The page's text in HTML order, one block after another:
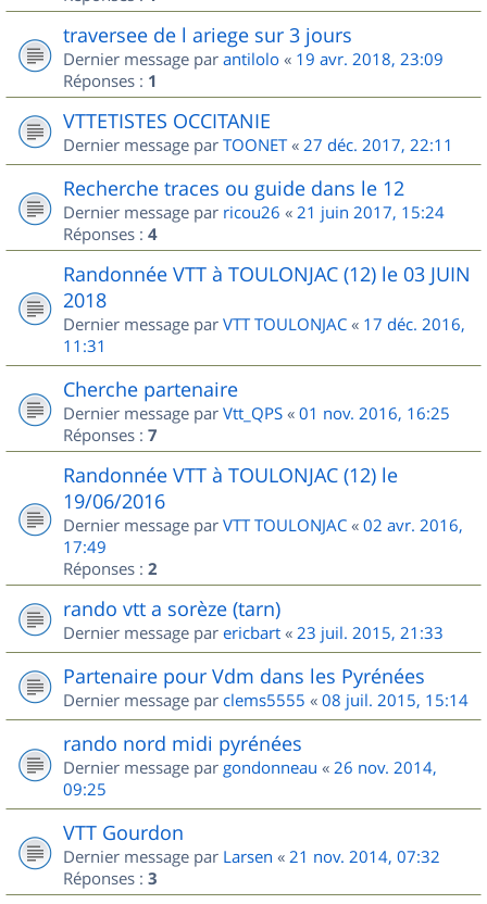
traversee de l ariege sur 3 jours
Dernier message par antilolo « 19 avr. 2018, 23:09
Réponses : 1
VTTETISTES OCCITANIE
Dernier message par TOONET« 27 déc. 2017, 22:11
Recherche traces ou guide dans le 12
Dernier message par ricou26 « 21 juin 2017, 15:24
Réponses : 4
Randonnée VTT à TOULONJAC (12) le 03 JUIN
2018
Dernier message par VTT TOULONJAC « 17 déc. 2016,
11:31
Cherche partenaire
Dernier message par Vtt_QPS « 01 nov. 2016, 16:25
Réponses : 7
Randonnée VTT à TOULONJAC (12) le
19/06/2016
Dernier message par VTT TOULONJAC « 02 avr. 2016,
17:49
Réponses : 2
rando vtt a sorèze (tarn)
Dernier message par ericbart « 23 juil. 2015, 21:33
Partenaire pour Vdm dans les Pyrénées
Dernier message par clems5555 « 08 juil. 2015, 15:14
rando nord midi pyrénées
Dernier message par gondonneau « 26 nov. 2014,
09:25
VTT Gourdon
Dernier message par Larsen « 21 nov. 2014, 07:32
Réponses : 3